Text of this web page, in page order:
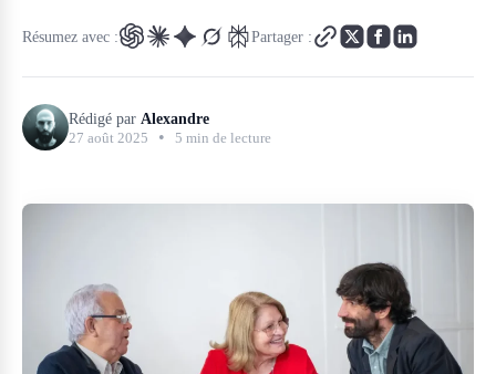
Résumez avec : Partager :
Rédigé par Alexandre
27 août 2025 • 5 min de lecture